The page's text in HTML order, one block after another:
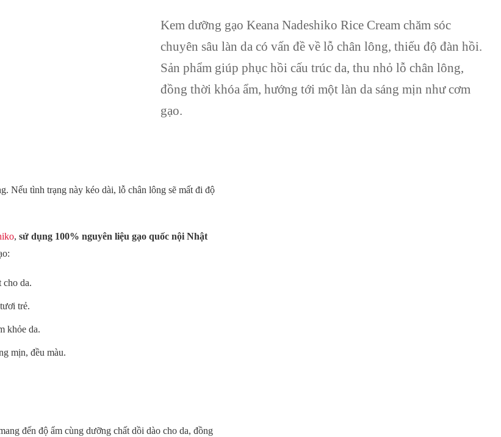
Kem dưỡng gạo Keana Nadeshiko Rice Cream chăm sóc
chuyên sâu làn da có vấn đề về lỗ chân lông, thiếu độ đàn hồi.
Sản phẩm giúp phục hồi cấu trúc da, thu nhỏ lỗ chân lông,
đồng thời khóa ẩm, hướng tới một làn da sáng mịn như cơm
gạo.
Nếu tình trạng này kéo dài, lỗ chân lông sẽ mất đi độ
, sử dụng 100% nguyên liệu gạo quốc nội Nhật
cho da.
trẻ.
khỏe da.
mịn, đều màu.
đến độ ẩm cùng dưỡng chất dồi dào cho da, đồng